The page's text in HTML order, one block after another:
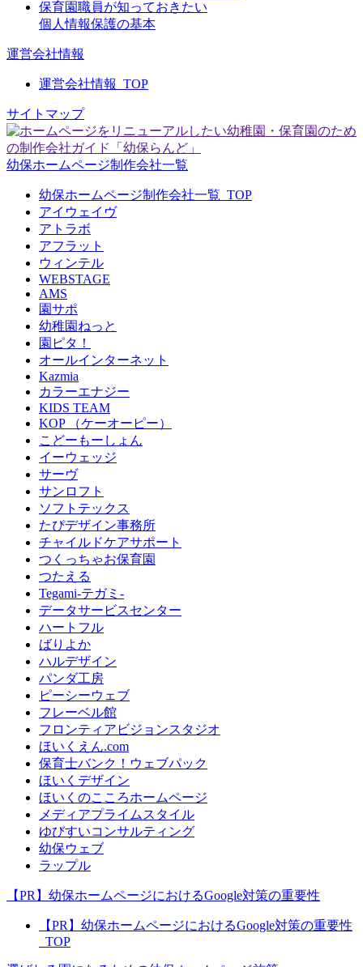
保育園職員が知っておきたい
個人情報保護の基本
運営会社情報
運営会社情報_TOP
サイトマップ
幼保ホームページ制作会社一覧
幼保ホームページ制作会社一覧_TOP
アイウェイヴ
アトラボ
アフラット
ウィンテル
WEBSTAGE
AMS
園サポ
幼稚園ねっと
園ピタ！
オールインターネット
Kazmia
カラーエナジー
KIDS TEAM
KOP （ケーオーピー）
こどーもーしょん
イーウェッジ
サーヴ
サンロフト
ソフトテックス
たぴデザイン事務所
チャイルドケアサポート
つくっちゃお保育園
つたえる
Tegami-テガミ-
データサービスセンター
ハートフル
ばりよか
ハルデザイン
パンダ工房
ピーシーウェブ
フレーベル館
フロンティアビジョンスタジオ
ほいくえん.com
保育士バンク！ウェブパック
ほいくデザイン
ほいくのこころホームページ
メディアプライムスタイル
ゆびすいコンサルティング
幼保ウェブ
ラップル
【PR】幼保ホームページにおけるGoogle対策の重要性
【PR】幼保ホームページにおけるGoogle対策の重要性
_TOP